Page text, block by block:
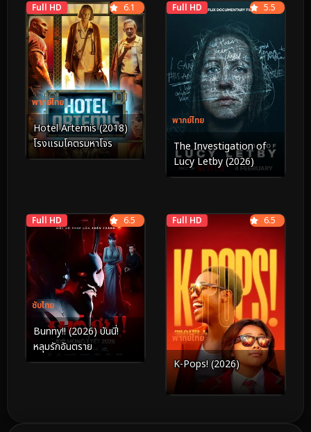
Full HD
พากย์ไทย
6.1
Hotel Artemis (2018)
โรงแรมโคตรมหาโจร
Full HD
พากย์ไทย
5.5
The Investigation of
Lucy Letby (2026)
Full HD
ซับไทย
6.5
Bunny!! (2026) บันนี่!
หลุมรักอันตราย
Full HD
พากย์ไทย
6.5
K-Pops! (2026)